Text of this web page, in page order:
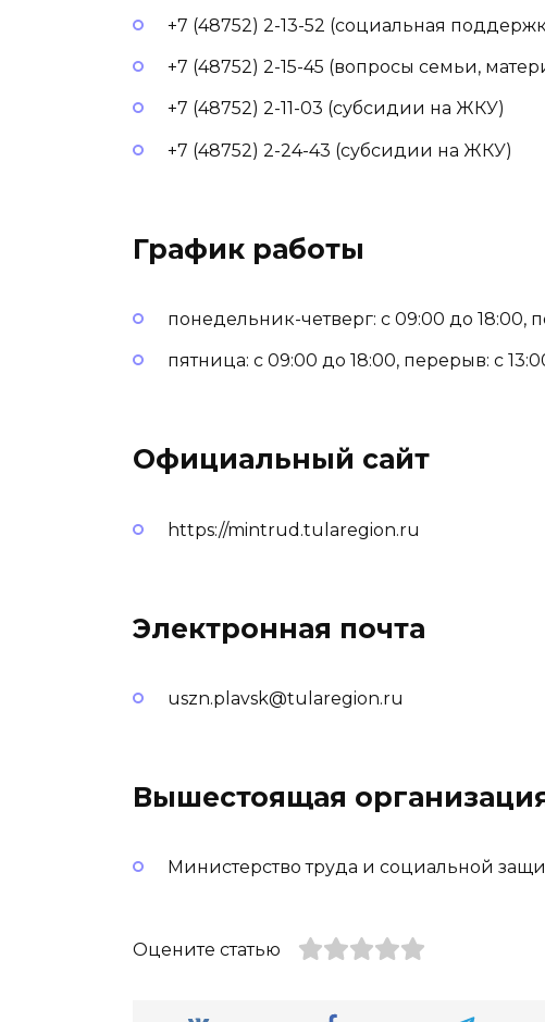
+7 (48752) 2-13-52 (социальная
+7 (48752) 2-15-45 (вопросы семьи,
+7 (48752) 2-11-03 (субсидии на ЖКУ)
+7 (48752) 2-24-43 (субсидии на ЖКУ)
График работы
понедельник-четверг: с 09:00 до 18:00,
пятница: с 09:00 до 18:00, перерыв: с
Официальный сайт
https://mintrud.tularegion.ru
Электронная почта
uszn.plavsk@tularegion.ru
Вышестоящая
Министерство труда и социальной
Оцените статью